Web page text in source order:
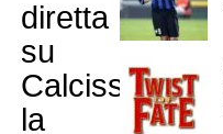
diretta
su
Calcissimo
la